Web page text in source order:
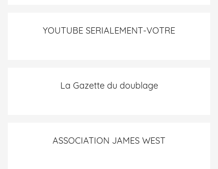
YOUTUBE SERIALEMENT-VOTRE
La Gazette du doublage
ASSOCIATION JAMES WEST